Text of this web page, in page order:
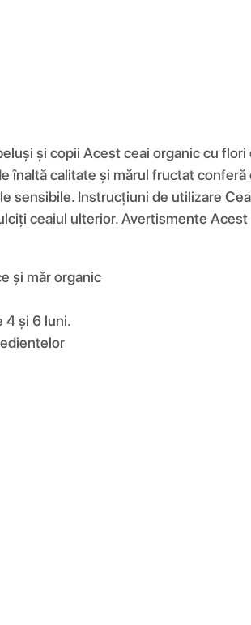
și copii Acest ceai organic cu
înaltă calitate și mărul fructat
sensibile. Instrucțiuni de utilizare
ceaiul ulterior. Avertismente
și măr organic
4 și 6 luni.